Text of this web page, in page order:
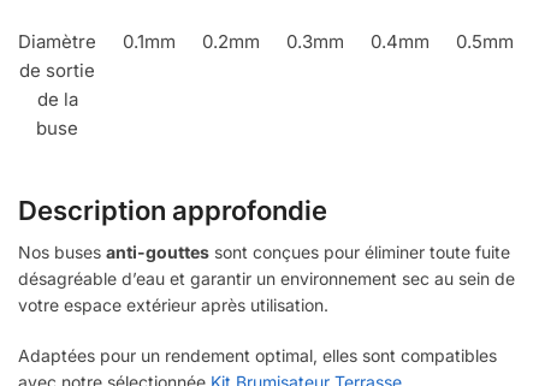
Diamètre
de sortie
de la
buse
0.1mm 0.2mm 0.3mm 0.4mm 0.5mm
Description approfondie
Nos buses anti-gouttes sont conçues pour éliminer toute fuite
désagréable d’eau et garantir un environnement sec au sein de
votre espace extérieur après utilisation.
Adaptées pour un rendement optimal, elles sont compatibles
avec notre sélectionnée Kit Brumisateur Terrasse